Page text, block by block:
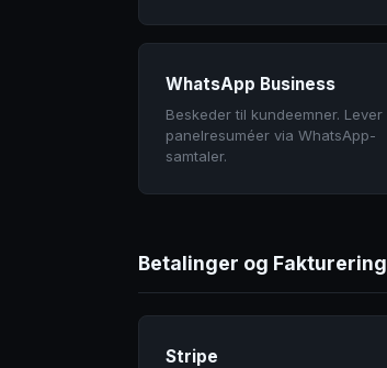
WhatsApp Business
Beskeder til kundeemner. Lever
panelresuméer via WhatsApp-
samtaler.
Betalinger og Fakturering
Stripe